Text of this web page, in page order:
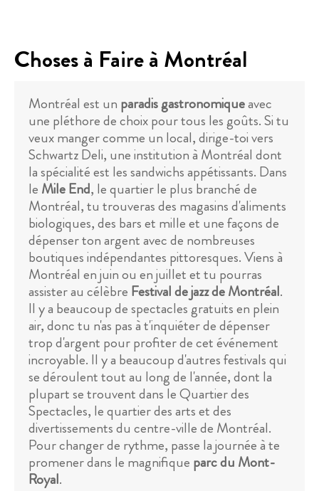
Choses à Faire à Montréal
Montréal est un paradis gastronomiqueavec
une pléthore de choix pour tous les goûts. Si tu
veux manger comme un local, dirige-toi vers
Schwartz Deli, une institution à Montréal dont
la spécialité est les sandwichs appétissants. Dans
le Mile End, le quartier le plus branché de
Montréal, tu trouveras des magasins d'aliments
biologiques, des bars et mille et une façons de
dépenser ton argent avec de nombreuses
boutiques indépendantes pittoresques. Viens à
Montréal en juin ou en juillet et tu pourras
assister au célèbre Festival de jazz de Montréal.
Il y a beaucoup de spectacles gratuits en plein
air, donc tu n'as pas à t'inquiéter de dépenser
trop d'argent pour profiter de cet événement
incroyable. Il y a beaucoup d'autres festivals qui
se déroulent tout au long de l'année, dont la
plupart se trouvent dans le Quartier des
Spectacles, le quartier des arts et des
divertissements du centre-ville de Montréal.
Pour changer de rythme, passe la journée à te
promener dans le magnifique parc du Mont-
Royal.